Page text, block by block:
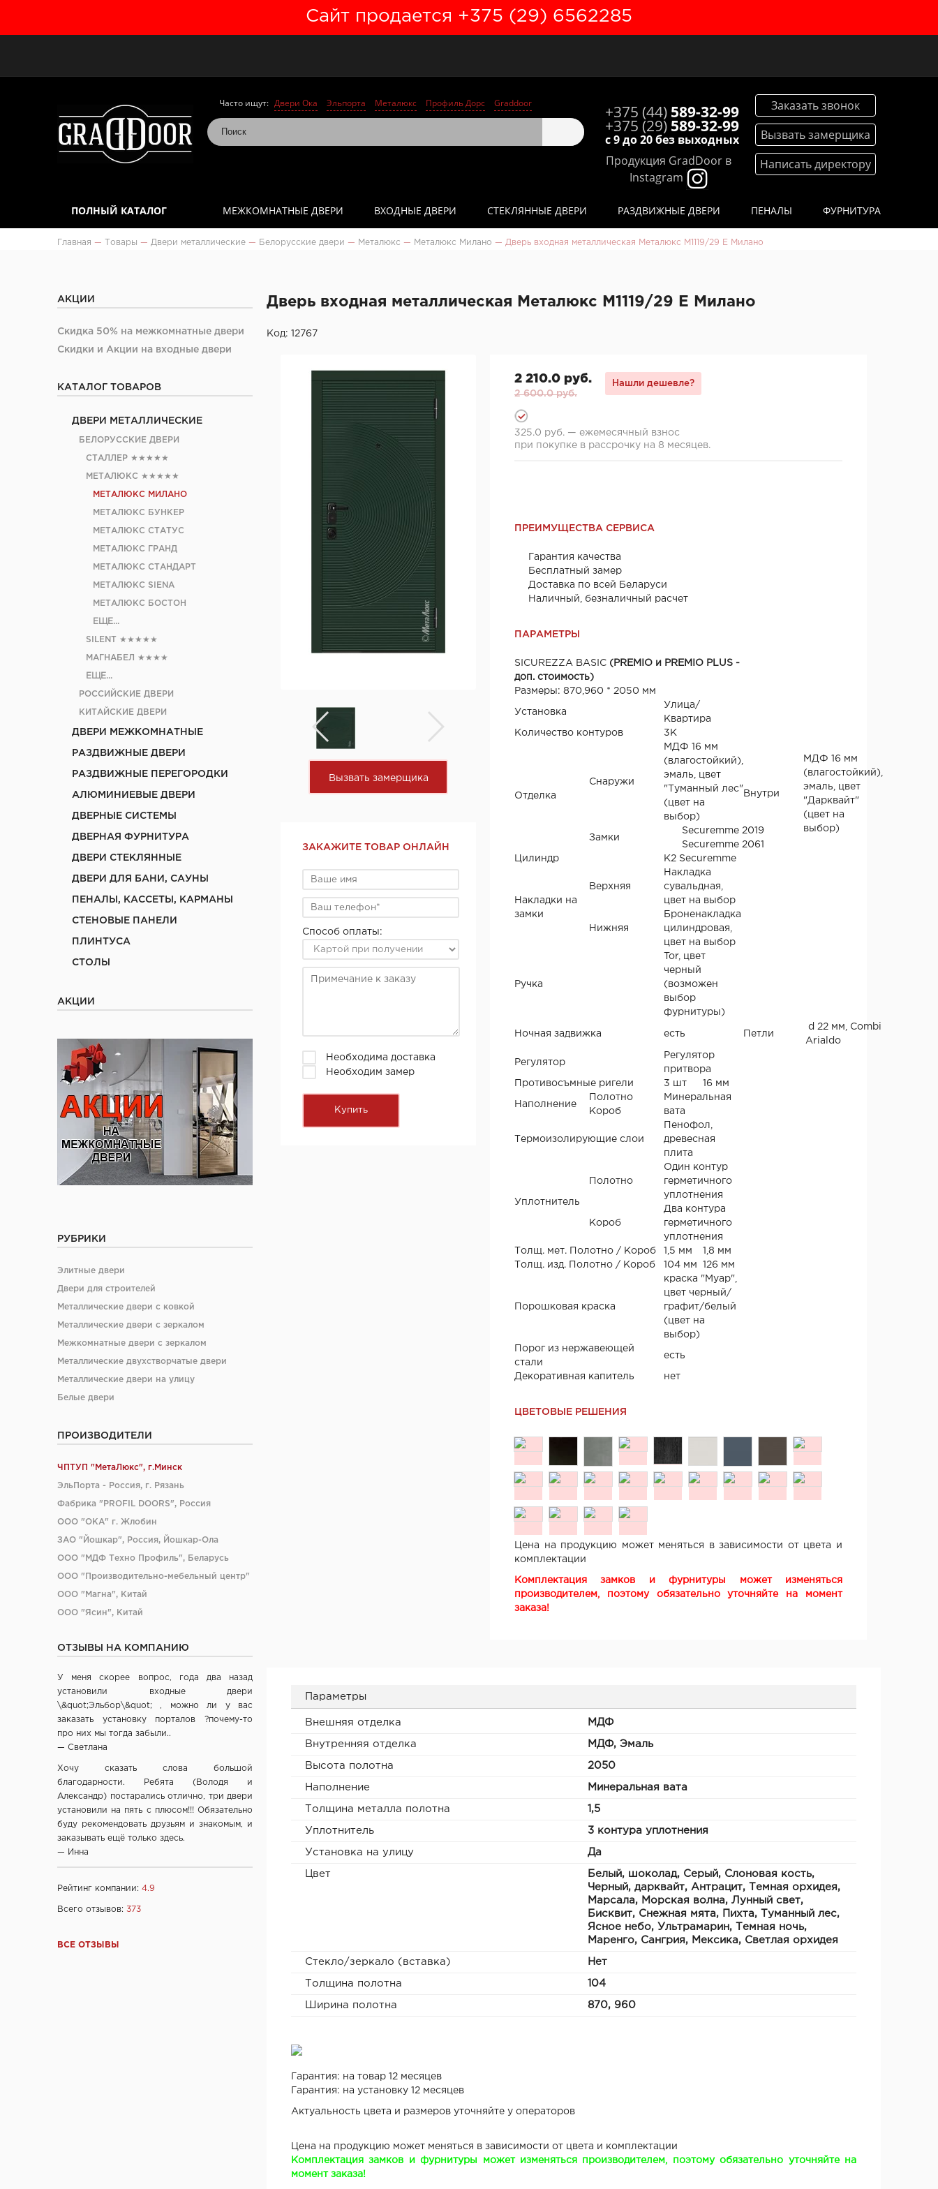
Сайт продается +375 (29) 6562285
Заказать звонок
Вызвать замерщика
Написать директору
+375 (44) 589-32-99
+375 (29) 589-32-99
с 9 до 20 без выходных
Продукция GradDoor в
Instagram
Часто ищут: Двери Ока Эльпорта Металюкс Профиль Дорс Graddoor
ПОЛНЫЙ КАТАЛОГ МЕЖКОМНАТНЫЕ ДВЕРИ ВХОДНЫЕ ДВЕРИ СТЕКЛЯННЫЕ ДВЕРИ РАЗДВИЖНЫЕ ДВЕРИ ПЕНАЛЫ ФУРНИТУРА
Главная — Товары — Двери металлические — Белорусские двери — Металюкс — Металюкс Милано — Дверь входная металлическая Металюкс М1119/29 E Милано
АКЦИИ
Скидка 50% на межкомнатные двери
Скидки и Акции на входные двери
КАТАЛОГ ТОВАРОВ
ДВЕРИ МЕТАЛЛИЧЕСКИЕ
БЕЛОРУССКИЕ ДВЕРИ
СТАЛЛЕР ★★★★★
МЕТАЛЮКС ★★★★★
МЕТАЛЮКС МИЛАНО
МЕТАЛЮКС БУНКЕР
МЕТАЛЮКС СТАТУС
МЕТАЛЮКС ГРАНД
МЕТАЛЮКС СТАНДАРТ
МЕТАЛЮКС SIENA
МЕТАЛЮКС БОСТОН
ЕЩЕ...
SILENT ★★★★★
МАГНАБЕЛ ★★★★
ЕЩЕ...
РОССИЙСКИЕ ДВЕРИ
КИТАЙСКИЕ ДВЕРИ
ДВЕРИ МЕЖКОМНАТНЫЕ
РАЗДВИЖНЫЕ ДВЕРИ
РАЗДВИЖНЫЕ ПЕРЕГОРОДКИ
АЛЮМИНИЕВЫЕ ДВЕРИ
ДВЕРНЫЕ СИСТЕМЫ
ДВЕРНАЯ ФУРНИТУРА
ДВЕРИ СТЕКЛЯННЫЕ
ДВЕРИ ДЛЯ БАНИ, САУНЫ
ПЕНАЛЫ, КАССЕТЫ, КАРМАНЫ
СТЕНОВЫЕ ПАНЕЛИ
ПЛИНТУСА
СТОЛЫ
АКЦИИ
РУБРИКИ
Элитные двери
Двери для строителей
Металлические двери с ковкой
Металлические двери с зеркалом
Межкомнатные двери с зеркалом
Металлические двухстворчатые двери
Металлические двери на улицу
Белые двери
ПРОИЗВОДИТЕЛИ
ЧПТУП "МетаЛюкс", г.Минск
ЭльПорта - Россия, г. Рязань
Фабрика "PROFIL DOORS", Россия
ООО "ОКА" г. Жлобин
ЗАО "Йошкар", Россия, Йошкар-Ола
ООО "МДФ Техно Профиль", Беларусь
ООО "Производительно-мебельный центр"
ООО "Магна", Китай
ООО "Ясин", Китай
ООО "Промет", г. Москва
Verda ЗАО "ПО Одинцово", г. Москва
ОАО "Стройдетали" г. Вилейка
ОАО Лесплитинвест, СПБ, Россия
СООО Исток- Инвест, г. Минск
ОДО "ВИСТ", г. Молодечно
ЧТУП "Ньюдор", г. Минск
ОДО «Беллесизделие», г. Минск
Компания "Веллдорис", г. Санкт-Петербург
Фабрика дверей "Ростра", Москва
ОТЗЫВЫ НА КОМПАНИЮ
У меня скорее вопрос, года два назад
установили входные двери
\&quot;Эльбор\&quot; , можно ли у вас
заказать установку порталов ?почему-то
про них мы тогда забыли..
— Светлана
Хочу сказать слова большой
благодарности. Ребята (Володя и
Александр) постарались отлично, три двери
установили на пять с плюсом!!! Обязательно
буду рекомендовать друзьям и знакомым, и
заказывать ещё только здесь.
— Инна
Рейтинг компании: 4.9
Всего отзывов: 373
ВСЕ ОТЗЫВЫ
Дверь входная металлическая Металюкс М1119/29 E Милано
Код: 12767
Вызвать замерщика
ЗАКАЖИТЕ ТОВАР ОНЛАЙН
Способ оплаты:
Необходима доставка
Необходим замер
2 210.0 руб.
2 600.0 руб.
Нашли дешевле?
325.0 руб. — ежемесячный взнос
при покупке в рассрочку на 8 месяцев.
ПРЕИМУЩЕСТВА СЕРВИСА
Гарантия качества
Бесплатный замер
Доставка по всей Беларуси
Наличный, безналичный расчет
ПАРАМЕТРЫ
SICUREZZA BASIC (PREMIO и PREMIO PLUS -
доп. стоимость)
Размеры: 870,960 * 2050 мм
Установка
Улица/
Квартира
Количество контуров
3К
Отделка
Снаружи
МДФ 16 мм
(влагостойкий),
эмаль, цвет
"Туманный лес"
(цвет на
выбор)
Внутри
МДФ 16 мм
(влагостойкий),
эмаль, цвет
"Дарквайт"
(цвет на
выбор)
Замки
Securemme 2019
Securemme 2061
Цилиндр
К2 Securemme
Накладки на
замки
Верхняя
Накладка
сувальдная,
цвет на выбор
Нижняя
Броненакладка
цилиндровая,
цвет на выбор
Ручка
Tor, цвет
черный
(возможен
выбор
фурнитуры)
Ночная задвижка есть Петли
d 22 мм, Combi
Arialdo
Регулятор
Регулятор
притвора
Противосъмные ригели
3 шт 16 мм
Наполнение
Полотно
Минеральная
вата
Короб
Термоизолирующие слои
Пенофол,
древесная
плита
Уплотнитель
Полотно
Один контур
герметичного
уплотнения
Короб
Два контура
герметичного
уплотнения
Толщ. мет. Полотно / Короб
1,5 мм
1,8 мм
Толщ. изд. Полотно / Короб
104 мм 126 мм
Порошковая краска
краска "Муар",
цвет черный/
графит/белый
(цвет на
выбор)
Порог из нержавеющей
стали
есть
Декоративная капитель нет
ЦВЕТОВЫЕ РЕШЕНИЯ
Цена на продукцию может меняться в зависимости от цвета и
комплектации
Комплектация замков и фурнитуры может изменяться
производителем, поэтому обязательно уточняйте на момент
заказа!
Параметры
Внешняя отделка МДФ
Внутренняя отделка МДФ, Эмаль
Высота полотна 2050
Наполнение Минеральная вата
Толщина металла полотна 1,5
Уплотнитель 3 контура уплотнения
Установка на улицу Да
Цвет
Белый, шоколад, Серый, Слоновая кость,
Черный, дарквайт, Антрацит, Темная орхидея,
Марсала, Морская волна, Лунный свет,
Бисквит, Снежная мята, Пихта, Туманный лес,
Ясное небо, Ультрамарин, Темная ночь,
Маренго, Сангрия, Мексика, Светлая орхидея
Стекло/зеркало (вставка) Нет
Толщина полотна 104
Ширина полотна 870, 960
Гарантия: на товар 12 месяцев
Гарантия: на установку 12 месяцев
Актуальность цвета и размеров уточняйте у операторов
Цена на продукцию может меняться в зависимости от цвета и комплектации
Комплектация замков и фурнитуры может изменяться производителем, поэтому обязательно уточняйте на
момент заказа!